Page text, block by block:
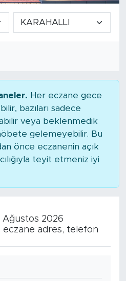
Her eczane gece
bazıları sadece
veya beklenmedik
gelemeyebilir. Bu
önce eczanenin açık
teyit etmeniz iyi
Ağustos 2026
adres, telefon